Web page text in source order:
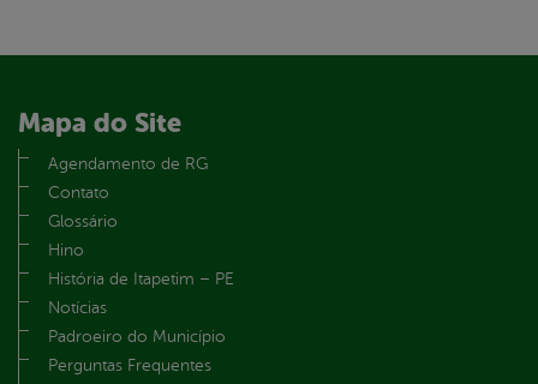
Mapa do Site
Agendamento de RG
Contato
Glossário
Hino
História de Itapetim – PE
Notícias
Padroeiro do Município
Perguntas Frequentes